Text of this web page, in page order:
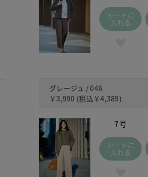
カートに
入れる
グレージュ / 046
￥3,990 (税込 ￥4,389)
7号
カートに
入れる